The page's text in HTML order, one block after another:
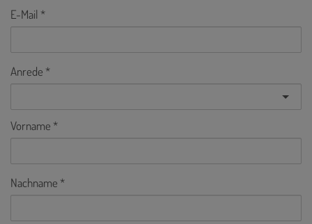
E-Mail
Anrede
Vorname
Nachname